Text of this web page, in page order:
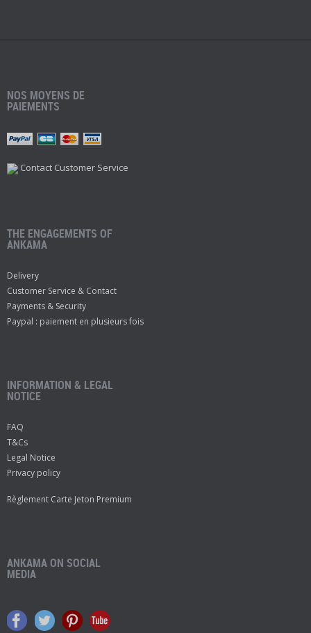
NOS MOYENS DE
PAIEMENTS
Contact Customer Service
THE ENGAGEMENTS OF
ANKAMA
Delivery
Customer Service & Contact
Payments & Security
Paypal : paiement en plusieurs fois
INFORMATION & LEGAL
NOTICE
FAQ
T&Cs
Legal Notice
Privacy policy
Règlement Carte Jeton Premium
ANKAMA ON SOCIAL
MEDIA